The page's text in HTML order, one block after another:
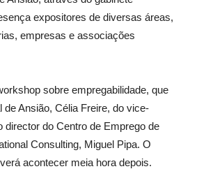
expositores de diversas áreas,
empresas e associações
sobre empregabilidade, que
Ansião, Célia Freire, do vice-
director do Centro de Emprego de
Consulting, Miguel Pipa. O
acontecer meia hora depois.